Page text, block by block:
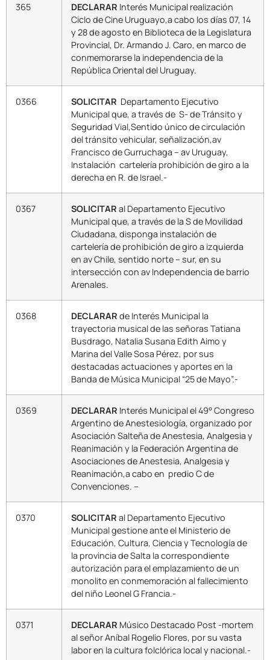
365 DECLARAR Interés Municipal realización
Ciclo de Cine Uruguayo,a cabo los días 07, 14
y 28 de agosto en Biblioteca de la Legislatura
Provincial, Dr. Armando J. Caro, en marco de
conmemorarse la independencia de la
República Oriental del Uruguay.
0366 SOLICITAR Departamento Ejecutivo
Municipal que, a través de S- de Tránsito y
Seguridad Vial,Sentido único de circulación
del tránsito vehicular, señalización,av
Francisco de Gurruchaga – av Uruguay,
Instalación cartelería prohibición de giro a la
derecha en R. de Israel.-
0367 SOLICITAR al Departamento Ejecutivo
Municipal que, a través de la S de Movilidad
Ciudadana, disponga instalación de
cartelería de prohibición de giro a izquierda
en av Chile, sentido norte – sur, en su
intersección con av Independencia de barrio
Arenales.
0368 DECLARAR de Interés Municipal la
trayectoria musical de las señoras Tatiana
Busdrago, Natalia Susana Edith Aimo y
Marina del Valle Sosa Pérez, por sus
destacadas actuaciones y aportes en la
Banda de Música Municipal “25 de Mayo”.-
0369 DECLARAR Interés Municipal el 49° Congreso
Argentino de Anestesiología, organizado por
Asociación Salteña de Anestesia, Analgesia y
Reanimación y la Federación Argentina de
Asociaciones de Anestesia, Analgesia y
Reanimación,a cabo en predio C de
Convenciones. –
0370 SOLICITAR al Departamento Ejecutivo
Municipal gestione ante el Ministerio de
Educación, Cultura, Ciencia y Tecnología de
la provincia de Salta la correspondiente
autorización para el emplazamiento de un
monolito en conmemoración al fallecimiento
del niño Leonel G Francia.-
0371 DECLARAR Músico Destacado Post -mortem
al señor Aníbal Rogelio Flores, por su vasta
labor en la cultura folclórica local y nacional.-